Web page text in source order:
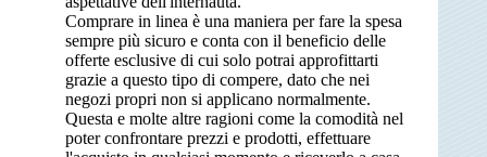
Comprare in linea è una maniera per fare la spesa
sempre più sicuro e conta con il beneficio delle
offerte esclusive di cui solo potrai approfittarti
grazie a questo tipo di compere, dato che nei
negozi propri non si applicano normalmente.
Questa e molte altre ragioni come la comodità nel
poter confrontare prezzi e prodotti, effettuare